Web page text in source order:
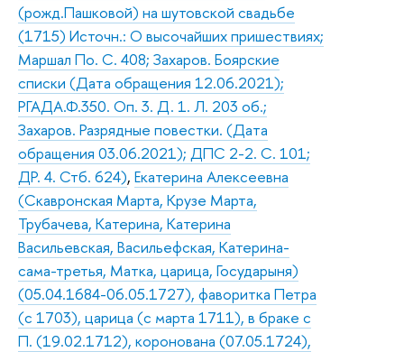
(рожд.Пашковой) на шутовской свадьбе
(1715) Источн.: О высочайших пришествиях;
Маршал По. С. 408; Захаров. Боярские
списки (Дата обращения 12.06.2021);
РГАДА.Ф.350. Оп. 3. Д. 1. Л. 203 об.;
Захаров. Разрядные повестки. (Дата
обращения 03.06.2021); ДПС 2-2. С. 101;
ДР. 4. Стб. 624), Екатерина Алексеевна
(Скавронская Марта, Крузе Марта,
Трубачева, Катерина, Катерина
Васильевская, Васильефская, Катерина-
сама-третья, Матка, царица, Государыня)
(05.04.1684-06.05.1727), фаворитка Петра
(с 1703), царица (с марта 1711), в браке с
П. (19.02.1712), коронована (07.05.1724),